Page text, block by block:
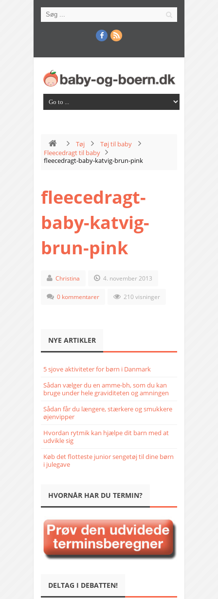
Tøj
Tøj til baby
Fleecedragt til baby
fleecedragt-baby-katvig-brun-pink
fleecedragt-
baby-katvig-
brun-pink
Christina 4. november 2013
0 kommentarer 210 visninger
NYE ARTIKLER
5 sjove aktiviteter for børn i Danmark
Sådan vælger du en amme-bh, som du kan
bruge under hele graviditeten og amningen
Sådan får du længere, stærkere og smukkere
øjenvipper
Hvordan rytmik kan hjælpe dit barn med at
udvikle sig
Køb det flotteste junior sengetøj til dine børn
i julegave
HVORNÅR HAR DU TERMIN?
DELTAG I DEBATTEN!